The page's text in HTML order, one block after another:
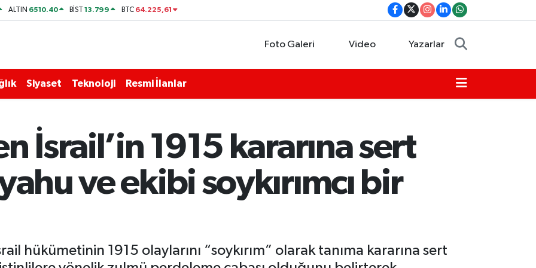
ALTIN 6510.40 BİST13.799 BTC 64.225,61
Foto Galeri Video Yazarlar
Siyaset Teknoloji Resmi İlanlar
İsrail’in 1915 kararına sert
ve ekibi soykırımcı bir
hükümetinin 1915 olaylarını “soykırım” olarak tanıma kararına sert